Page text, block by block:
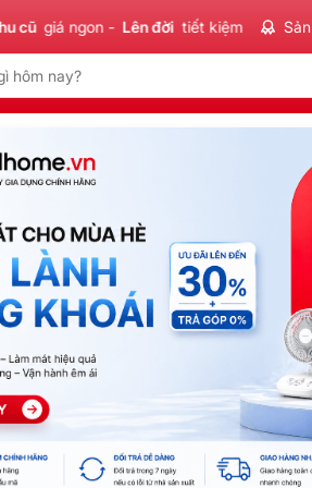
- Lên đời tiết kiệm Sản phẩm Chính